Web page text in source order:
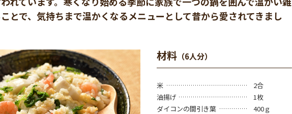
とで、気持ちまで温かくなるメニューとして昔から愛されてきまし
材料 （6人分）
米
2合
油揚げ
1枚
ダイコンの間引き葉
400ｇ